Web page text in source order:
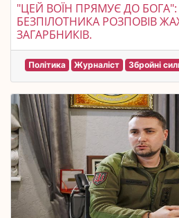
"ЦЕЙ ВОЇН ПРЯМУЄ ДО
БЕЗПІЛОТНИКА РОЗПОВІВ
ЗАГАРБНИКІВ.
Політика Журналіст Збройні